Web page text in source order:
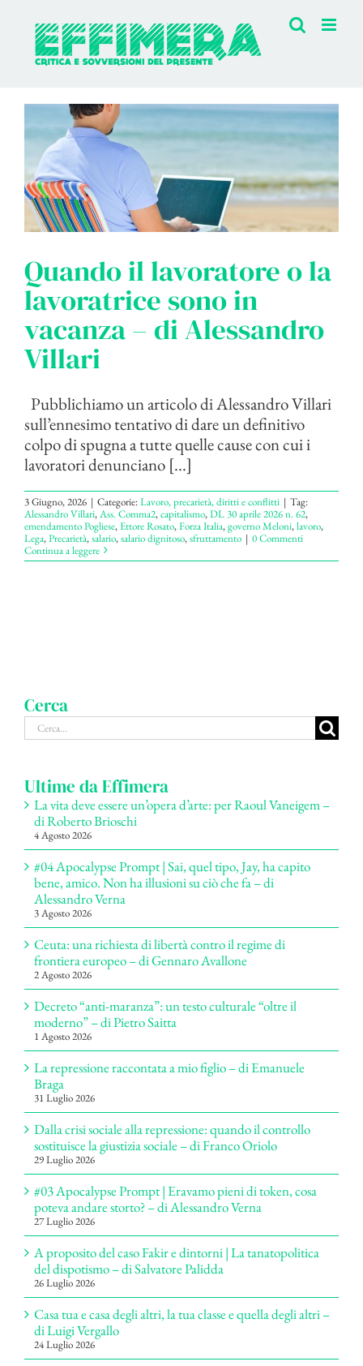
contenuto
Quando il lavoratore o la
lavoratrice sono in
vacanza – di Alessandro
Villari
Pubblichiamo un articolo di Alessandro Villari
sull’ennesimo tentativo di dare un definitivo
colpo di spugna a tutte quelle cause con cui i
lavoratori denunciano [...]
3 Giugno, 2026 | Categorie:Lavoro, precarietà, diritti e conflitti | Tag:
Alessandro Villari,Ass. Comma2,capitalismo,DL 30 aprile 2026 n. 62,
emendamento Pogliese,Ettore Rosato,Forza Italia,governo Meloni,lavoro,
Lega,Precarietà,salario,salario dignitoso,sfruttamento | 0 Commenti
Continua a leggere
Cerca
Cerca
per:
Ultime da Effimera
La vita deve essere un’opera d’arte: per Raoul Vaneigem –
di Roberto Brioschi
4 Agosto 2026
#04 Apocalypse Prompt | Sai, quel tipo, Jay, ha capito
bene, amico. Non ha illusioni su ciò che fa – di
Alessandro Verna
3 Agosto 2026
Ceuta: una richiesta di libertà contro il regime di
frontiera europeo – di Gennaro Avallone
2 Agosto 2026
Decreto “anti-maranza”: un testo culturale “oltre il
moderno” – di Pietro Saitta
1 Agosto 2026
La repressione raccontata a mio figlio – di Emanuele
Braga
31 Luglio 2026
Dalla crisi sociale alla repressione: quando il controllo
sostituisce la giustizia sociale – di Franco Oriolo
29 Luglio 2026
#03 Apocalypse Prompt | Eravamo pieni di token, cosa
poteva andare storto? – di Alessandro Verna
27 Luglio 2026
A proposito del caso Fakir e dintorni | La tanatopolitica
del dispotismo – di Salvatore Palidda
26 Luglio 2026
Casa tua e casa degli altri, la tua classe e quella degli altri –
di Luigi Vergallo
24 Luglio 2026